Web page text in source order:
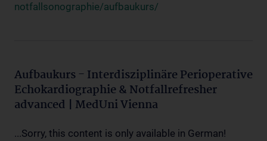
notfallsonographie/aufbaukurs/
Aufbaukurs - Interdisziplinäre Perioperative
Echokardiographie & Notfallrefresher
advanced | MedUni Vienna
...Sorry, this content is only available in German!